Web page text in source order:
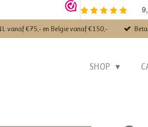
vanaf €75,- en Belgie vanaf €150,-
SHOP